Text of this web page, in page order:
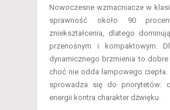
Nowoczesne wzmacniacze w
sprawność około 90
zniekształcenia, dlatego
przenośnym i kompaktowym.
dynamicznego brzmienia to dobre
choć nie odda lampowego
sprowadza się do priorytetów:
energii kontra charakter dźwięku.